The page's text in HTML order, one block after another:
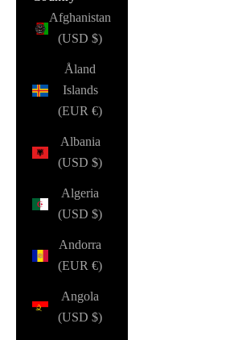
Afghanistan
(USD $)
Åland
Islands
(EUR €)
Albania
(USD $)
Algeria
(USD $)
Andorra
(EUR €)
Angola
(USD $)